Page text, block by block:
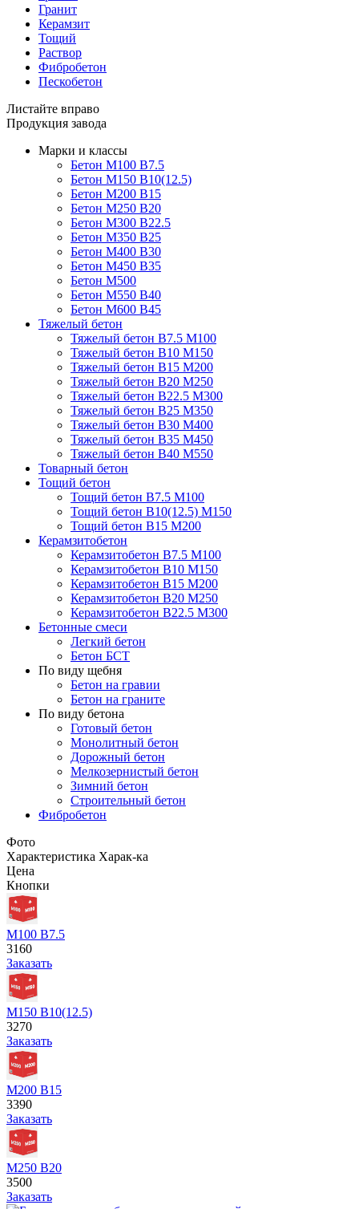
Гранит
Керамзит
Тощий
Раствор
Фибробетон
Пескобетон
Листайте вправо
Продукция завода
Марки и классы
Бетон М100 В7.5
Бетон М150 В10(12.5)
Бетон М200 В15
Бетон М250 В20
Бетон М300 В22.5
Бетон М350 В25
Бетон М400 В30
Бетон М450 В35
Бетон М500
Бетон М550 В40
Бетон М600 В45
Тяжелый бетон
Тяжелый бетон В7.5 М100
Тяжелый бетон В10 М150
Тяжелый бетон В15 М200
Тяжелый бетон В20 М250
Тяжелый бетон В22.5 М300
Тяжелый бетон В25 М350
Тяжелый бетон В30 М400
Тяжелый бетон В35 М450
Тяжелый бетон В40 М550
Товарный бетон
Тощий бетон
Тощий бетон В7.5 М100
Тощий бетон В10(12.5) М150
Тощий бетон В15 М200
Керамзитобетон
Керамзитобетон В7.5 М100
Керамзитобетон В10 М150
Керамзитобетон В15 М200
Керамзитобетон В20 М250
Керамзитобетон В22.5 М300
Бетонные смеси
Легкий бетон
Бетон БСТ
По виду щебня
Бетон на гравии
Бетон на граните
По виду бетона
Готовый бетон
Монолитный бетон
Дорожный бетон
Мелкозернистый бетон
Зимний бетон
Строительный бетон
Фибробетон
Фото
Характеристика Харак-ка
Цена
Кнопки
М100 В7.5
3160
Заказать
М150 В10(12.5)
3270
Заказать
М200 В15
3390
Заказать
М250 В20
3500
Заказать